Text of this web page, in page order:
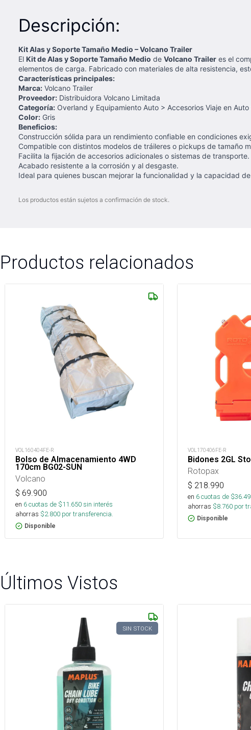
Descripción:
Kit Alas y Soporte Tamaño Medio – Volcano Trailer
El Kit de Alas y Soporte Tamaño Medio de Volcano Trailer es el
elementos de carga. Fabricado con materiales de alta resistencia,
Características principales:
Marca: Volcano Trailer
Proveedor: Distribuidora Volcano Limitada
Categoría: Overland y Equipamiento Auto > Accesorios Viaje en
Color: Gris
Beneficios:
Construcción sólida para un rendimiento confiable en condiciones
Compatible con distintos modelos de tráileres o pickups de tamaño
Facilita la fijación de accesorios adicionales o sistemas de transporte.
Acabado resistente a la corrosión y al desgaste.
Ideal para quienes buscan mejorar la funcionalidad y la capacidad
Los productos están sujetos a confirmación de stock.
Productos relacionados
VOL160404FE-R
Bolso de Almacenamiento 4WD
170cm BG02-SUN
Volcano
$ 69.900
en 6cuotas de $11.650sin interés
ahorras $2.800 por transferencia.
Disponible
VOL170406FE-R
Bidones 2GL
Rotopax
$ 218.990
en 6cuotas de $
ahorras $8.760 por
Disponible
Últimos Vistos
SIN STOCK